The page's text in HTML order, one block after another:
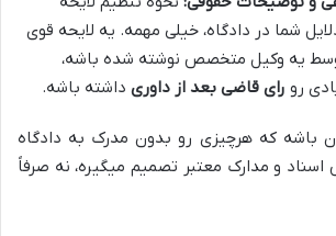
شما در دادگاه، خیلی مهمه. یه لایحه قوی
یه وکیل متخصص نوشته شده باشه،
رو رای قاضی بعد از داوری داشته باشه.
که هرچیزی رو بدون مدرک به دادگاه
و مدارک معتبر تصمیم میگیره، نه صرفاً